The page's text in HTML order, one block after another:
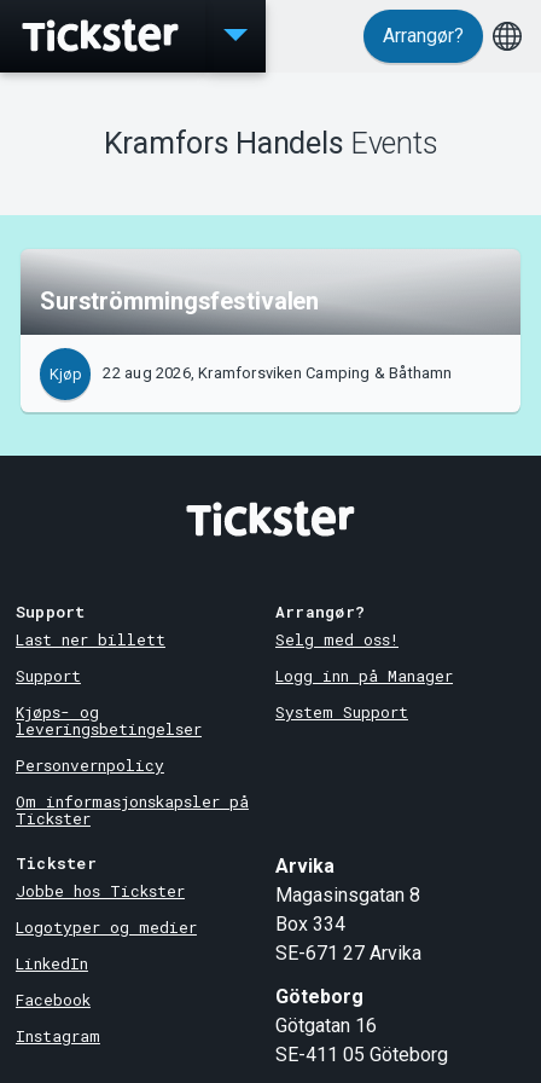
Events
Support
Arrangør?
Kramfors Handels Events
Surströmmingsfestivalen
Kjøp 22 aug 2026, Kramforsviken Camping & Båthamn
Support
Last ner billett
Support
Kjøps- og
leveringsbetingelser
Personvernpolicy
Om informasjonskapsler på
Tickster
Arrangør?
Selg med oss!
Logg inn på Manager
System Support
Tickster
Jobbe hos Tickster
Logotyper og medier
LinkedIn
Facebook
Instagram
Arvika
Magasinsgatan 8
Box 334
SE-671 27 Arvika
Göteborg
Götgatan 16
SE-411 05 Göteborg